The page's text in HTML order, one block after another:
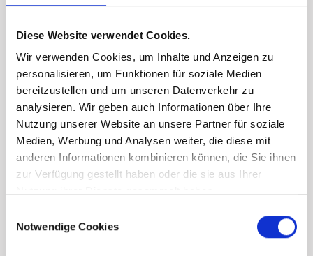
Diese Website verwendet Cookies.
Wir verwenden Cookies, um Inhalte und Anzeigen zu
personalisieren, um Funktionen für soziale Medien
bereitzustellen und um unseren Datenverkehr zu
analysieren. Wir geben auch Informationen über Ihre
Nutzung unserer Website an unsere Partner für soziale
Medien, Werbung und Analysen weiter, die diese mit
anderen Informationen kombinieren können, die Sie ihnen
zur Verfügung gestellt haben oder die sie aus Ihrer
Selection
Notwendige Cookies
Download
In diesem Bereich können Sie die Bau- und
Ausstattungsbeschreibung bequem
Bau- und